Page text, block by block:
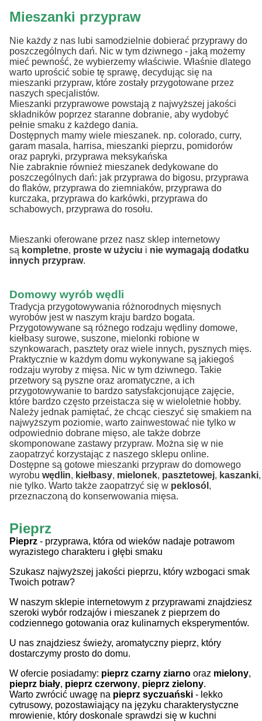
Mieszanki przypraw
Nie każdy z nas lubi samodzielnie dobierać przyprawy do
poszczególnych dań. Nic w tym dziwnego - jaką możemy
mieć pewność, że wybierzemy właściwie. Właśnie dlatego
warto uprościć sobie tę sprawę, decydując się na
mieszanki przypraw, które zostały przygotowane przez
naszych specjalistów.
Mieszanki przyprawowe powstają z najwyższej jakości
składników poprzez staranne dobranie, aby wydobyć
pełnie smaku z każdego dania.
Dostępnych mamy wiele mieszanek. np. colorado, curry,
garam masala, harrisa, mieszanki pieprzu, pomidorów
oraz papryki, przyprawa meksykańska
Nie zabraknie również mieszanek dedykowane do
poszczególnych dań: jak przyprawa do bigosu, przyprawa
do flaków, przyprawa do ziemniaków, przyprawa do
kurczaka, przyprawa do karkówki, przyprawa do
schabowych, przyprawa do rosołu.
Mieszanki oferowane przez nasz sklep internetowy
są kompletne, proste w użyciu i nie wymagają dodatku
innych przypraw.
Domowy wyrób wędli
Tradycja przygotowywania różnorodnych mięsnych
wyrobów jest w naszym kraju bardzo bogata.
Przygotowywane są różnego rodzaju wędliny domowe,
kiełbasy surowe, suszone, mielonki robione w
szynkowarach, pasztety oraz wiele innych, pysznych mięs.
Praktycznie w każdym domu wykonywane są jakiegoś
rodzaju wyroby z mięsa. Nic w tym dziwnego. Takie
przetwory są pyszne oraz aromatyczne, a ich
przygotowywanie to bardzo satysfakcjonujące zajęcie,
które bardzo często przeistacza się w wieloletnie hobby.
Należy jednak pamiętać, że chcąc cieszyć się smakiem na
najwyższym poziomie, warto zainwestować nie tylko w
odpowiednio dobrane mięso, ale także dobrze
skomponowane zastawy przypraw. Można się w nie
zaopatrzyć korzystając z naszego sklepu online.
Dostępne są gotowe mieszanki przypraw do domowego
wyrobu wędlin, kiełbasy, mielonek, pasztetowej, kaszanki
nie tylko. Warto także zaopatrzyć się w peklosól ,
przeznaczoną do konserwowania mięsa.
Pieprz
Pieprz - przyprawa, która od wieków nadaje potrawom
wyrazistego charakteru i głębi smaku
Szukasz najwyższej jakości pieprzu, który wzbogaci smak
Twoich potraw?
W naszym sklepie internetowym z przyprawami znajdziesz
szeroki wybór rodzajów i mieszanek z pieprzem do
codziennego gotowania oraz kulinarnych eksperymentów.
U nas znajdziesz świeży, aromatyczny pieprz, który
dostarczymy prosto do domu.
W ofercie posiadamy: pieprz czarny ziarno oraz mielony,
pieprz biały, pieprz czerwony, pieprz zielony.
Warto zwrócić uwagę na pieprz syczuański - lekko
cytrusowy, pozostawiający na języku charakterystyczne
mrowienie, który doskonale sprawdzi się w kuchni